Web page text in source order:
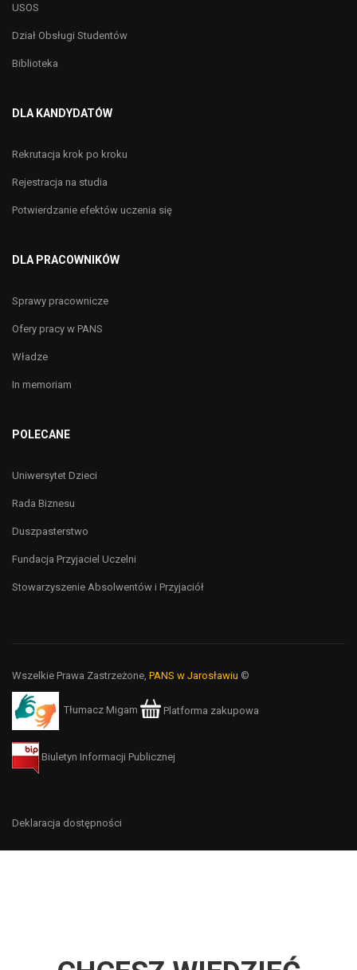
USOS
Dział Obsługi Studentów
Biblioteka
DLA KANDYDATÓW
Rekrutacja krok po kroku
Rejestracja na studia
Potwierdzanie efektów uczenia się
DLA PRACOWNIKÓW
Sprawy pracownicze
Ofery pracy w PANS
Władze
In memoriam
POLECANE
Uniwersytet Dzieci
Rada Biznesu
Duszpasterstwo
Fundacja Przyjaciel Uczelni
Stowarzyszenie Absolwentów i Przyjaciół
Wszelkie Prawa Zastrzeżone, PANS w Jarosławiu ©
Tłumacz Migam Platforma zakupowa
Biuletyn Informacji Publicznej
Deklaracja dostępności